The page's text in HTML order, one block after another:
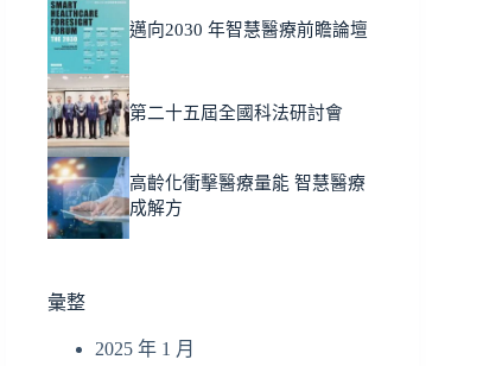
邁向2030 年智慧醫療前瞻論壇
第二十五屆全國科法研討會
高齡化衝擊醫療量能 智慧醫療
成解方
彙整
2025 年 1 月